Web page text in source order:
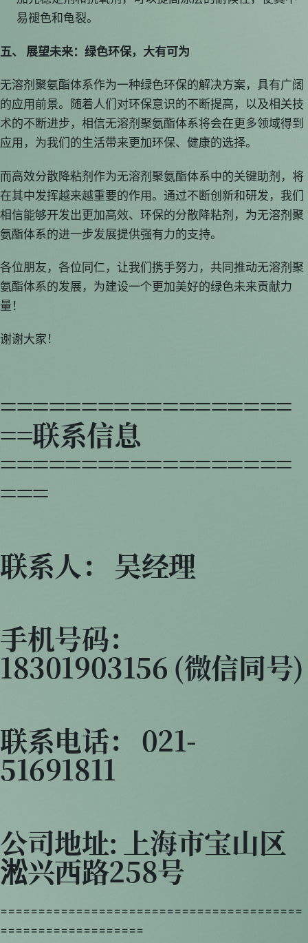
易褪色和龟裂。
五、 展望未来：绿色环保，大有可为
无溶剂聚氨酯体系作为一种绿色环保的解决方案，具有广阔
的应用前景。随着人们对环保意识的不断提高，以及相关技
术的不断进步，相信无溶剂聚氨酯体系将会在更多领域得到
应用，为我们的生活带来更加环保、健康的选择。
而高效分散降粘剂作为无溶剂聚氨酯体系中的关键助剂，将
在其中发挥越来越重要的作用。通过不断创新和研发，我们
相信能够开发出更加高效、环保的分散降粘剂，为无溶剂聚
氨酯体系的进一步发展提供强有力的支持。
各位朋友，各位同仁，让我们携手努力，共同推动无溶剂聚
氨酯体系的发展，为建设一个更加美好的绿色未来贡献力
量！
谢谢大家！
==================
==联系信息
==================
===
联系人： 吴经理
手机号码：
18301903156 (微信同号)
联系电话： 021-
51691811
公司地址: 上海市宝山区
淞兴西路258号
========================================
===================